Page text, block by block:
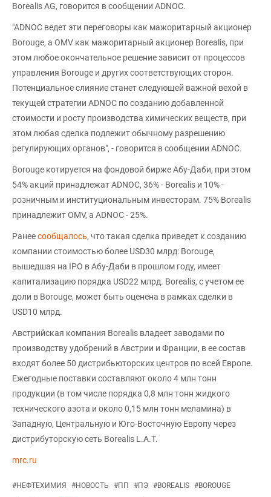
Borealis AG, говорится в сообщении ADNOC.
"ADNOC ведет эти переговоры как мажоритарный акционер
Borouge, а OMV как мажоритарный акционер Borealis, при
этом любое окончательное решение зависит от процессов
управления Borouge и других соответствующих сторон.
Потенциальное слияние станет следующей важной вехой в
текущей стратегии ADNOC по созданию добавленной
стоимости и росту производства химических веществ, при
этом любая сделка подлежит обычному разрешению
регулирующих органов", - говорится в сообщении ADNOC.
Borouge котируется на фондовой бирже Абу-Даби, при этом
54% акций принадлежат ADNOC, 36% - Borealis и 10% -
розничным и институциональным инвесторам. 75% Borealis
принадлежит OMV, а ADNOC - 25%.
Ранеесообщалось, что такая сделка приведет к созданию
компании стоимостью более USD30 млрд: Borouge,
вышедшая на IPO в Абу-Даби в прошлом году, имеет
капитализацию порядка USD22 млрд. Borealis, с учетом ее
доли в Borouge, может быть оценена в рамках сделки в
USD10 млрд.
Австрийская компания Borealis владеет заводами по
производству удобрений в Австрии и Франции, в ее состав
входят более 50 дистрибьюторских центров по всей Европе.
Ежегодные поставки составляют около 4 млн тонн
продукции (в том числе порядка 0,8 млн тонн жидкого
технического азота и около 0,15 млн тонн меламина) в
Западную, Центральную и Юго-Восточную Европу через
дистрибуторскую сеть Borealis L.A.T.
mrc.ru
#НЕФТЕХИМИЯ #НОВОСТЬ #ПП #ПЭ #BOREALIS #BOROUGE